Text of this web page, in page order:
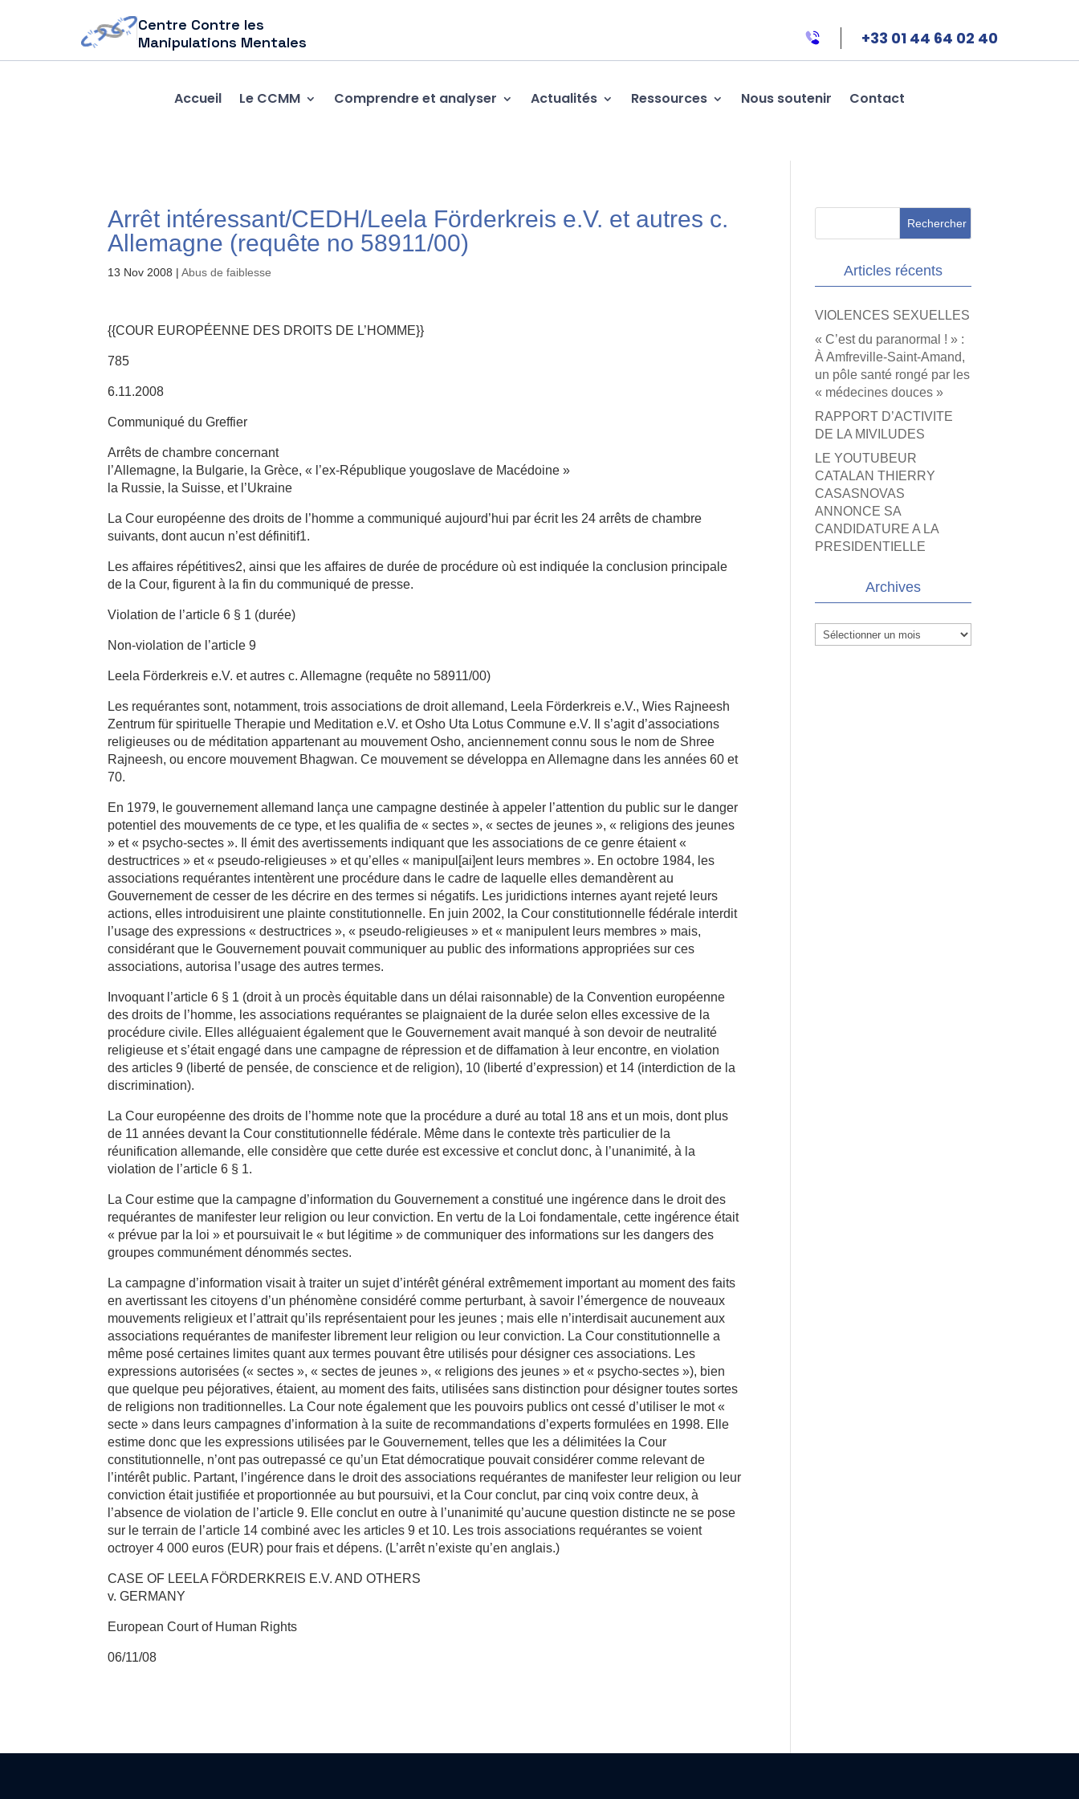
Centre Contre les
Manipulations Mentales
+33 01 44 64 02 40
Accueil Le CCMM Comprendre et analyser Actualités Ressources Nous soutenir Contact
Arrêt intéressant/CEDH/Leela Förderkreis e.V. et autres c.
13 Nov 2008 |Abus de faiblesse
{{COUR EUROPÉENNE DES DROITS DE L’HOMME}}
785
6.11.2008
Communiqué du Greffier
Arrêts de chambre concernant
l’Allemagne, la Bulgarie, la Grèce, « l’ex-République yougoslave de Macédoine »
la Russie, la Suisse, et l’Ukraine
La Cour européenne des droits de l’homme a communiqué aujourd’hui par écrit les 24 arrêts de chambre
suivants, dont aucun n’est définitif1.
Les affaires répétitives2, ainsi que les affaires de durée de procédure où est indiquée la conclusion principale
de la Cour, figurent à la fin du communiqué de presse.
Violation de l’article 6 § 1 (durée)
Non-violation de l’article 9
Leela Förderkreis e.V. et autres c. Allemagne (requête no 58911/00)
Les requérantes sont, notamment, trois associations de droit allemand, Leela Förderkreis e.V., Wies Rajneesh
Zentrum für spirituelle Therapie und Meditation e.V. et Osho Uta Lotus Commune e.V. Il s’agit d’associations
religieuses ou de méditation appartenant au mouvement Osho, anciennement connu sous le nom de Shree
Rajneesh, ou encore mouvement Bhagwan. Ce mouvement se développa en Allemagne dans les années 60 et
70.
En 1979, le gouvernement allemand lança une campagne destinée à appeler l’attention du public sur le danger
potentiel des mouvements de ce type, et les qualifia de « sectes », « sectes de jeunes », « religions des jeunes
» et « psycho-sectes ». Il émit des avertissements indiquant que les associations de ce genre étaient «
destructrices » et « pseudo-religieuses » et qu’elles « manipul[ai]ent leurs membres ». En octobre 1984, les
associations requérantes intentèrent une procédure dans le cadre de laquelle elles demandèrent au
Gouvernement de cesser de les décrire en des termes si négatifs. Les juridictions internes ayant rejeté leurs
actions, elles introduisirent une plainte constitutionnelle. En juin 2002, la Cour constitutionnelle fédérale interdit
l’usage des expressions « destructrices », « pseudo-religieuses » et « manipulent leurs membres » mais,
considérant que le Gouvernement pouvait communiquer au public des informations appropriées sur ces
associations, autorisa l’usage des autres termes.
Invoquant l’article 6 § 1 (droit à un procès équitable dans un délai raisonnable) de la Convention européenne
des droits de l’homme, les associations requérantes se plaignaient de la durée selon elles excessive de la
procédure civile. Elles alléguaient également que le Gouvernement avait manqué à son devoir de neutralité
religieuse et s’était engagé dans une campagne de répression et de diffamation à leur encontre, en violation
des articles 9 (liberté de pensée, de conscience et de religion), 10 (liberté d’expression) et 14 (interdiction de la
discrimination).
La Cour européenne des droits de l’homme note que la procédure a duré au total 18 ans et un mois, dont plus
de 11 années devant la Cour constitutionnelle fédérale. Même dans le contexte très particulier de la
réunification allemande, elle considère que cette durée est excessive et conclut donc, à l’unanimité, à la
violation de l’article 6 § 1.
La Cour estime que la campagne d’information du Gouvernement a constitué une ingérence dans le droit des
requérantes de manifester leur religion ou leur conviction. En vertu de la Loi fondamentale, cette ingérence était
« prévue par la loi » et poursuivait le « but légitime » de communiquer des informations sur les dangers des
groupes communément dénommés sectes.
La campagne d’information visait à traiter un sujet d’intérêt général extrêmement important au moment des faits
en avertissant les citoyens d’un phénomène considéré comme perturbant, à savoir l’émergence de nouveaux
mouvements religieux et l’attrait qu’ils représentaient pour les jeunes ; mais elle n’interdisait aucunement aux
associations requérantes de manifester librement leur religion ou leur conviction. La Cour constitutionnelle a
même posé certaines limites quant aux termes pouvant être utilisés pour désigner ces associations. Les
expressions autorisées (« sectes », « sectes de jeunes », « religions des jeunes » et « psycho-sectes »), bien
que quelque peu péjoratives, étaient, au moment des faits, utilisées sans distinction pour désigner toutes sortes
de religions non traditionnelles. La Cour note également que les pouvoirs publics ont cessé d’utiliser le mot «
secte » dans leurs campagnes d’information à la suite de recommandations d’experts formulées en 1998. Elle
estime donc que les expressions utilisées par le Gouvernement, telles que les a délimitées la Cour
constitutionnelle, n’ont pas outrepassé ce qu’un Etat démocratique pouvait considérer comme relevant de
l’intérêt public. Partant, l’ingérence dans le droit des associations requérantes de manifester leur religion ou leur
conviction était justifiée et proportionnée au but poursuivi, et la Cour conclut, par cinq voix contre deux, à
l’absence de violation de l’article 9. Elle conclut en outre à l’unanimité qu’aucune question distincte ne se pose
sur le terrain de l’article 14 combiné avec les articles 9 et 10. Les trois associations requérantes se voient
octroyer 4 000 euros (EUR) pour frais et dépens. (L’arrêt n’existe qu’en anglais.)
CASE OF LEELA FÖRDERKREIS E.V. AND OTHERS
v. GERMANY
European Court of Human Rights
06/11/08
Articles récents
VIOLENCES SEXUELLES
« C’est du paranormal ! » :
À Amfreville-Saint-Amand,
un pôle santé rongé par les
« médecines douces »
RAPPORT D’ACTIVITE
DE LA MIVILUDES
LE YOUTUBEUR
CATALAN THIERRY
CASASNOVAS
ANNONCE SA
CANDIDATURE A LA
PRESIDENTIELLE
Archives
Archives